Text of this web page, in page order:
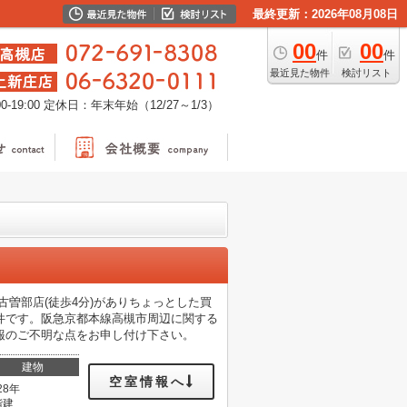
最終更新：2026年08月08日
00件
最近見た物件
00件
検討リスト
19:00 定休日：年末年始（12/27～1/3）
曽部店(徒歩4分)がありちょっとした買
す。阪急京都本線高槻市周辺に関する
ご不明な点をお申し付け下さい。
建物
年
建
空室情報へ